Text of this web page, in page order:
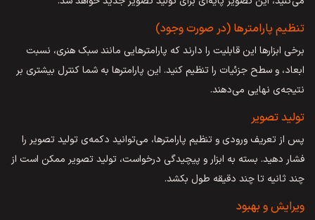
تنظیم پارامترها (در صورت وجود)
برخی ابزارها این قابلیت را دارند که پارامترهایی مانند سبک هنری، نسبت
ابعاد، و سطح جزئیات را تنظیم کنید. این پارامترها به شما کنترل بیشتری بر
نتیجه‌ی نهایی می‌دهند.
تولید تصویر
پس از تعریف ورودی و تنظیم پارامترها، می‌توانید دکمه‌ی تولید تصویر را
فشار دهید. بسته به ابزار و پیچیدگی درخواست، تولید تصویر ممکن است از
چند ثانیه تا چند دقیقه طول بکشد.
ویرایش و بهبود